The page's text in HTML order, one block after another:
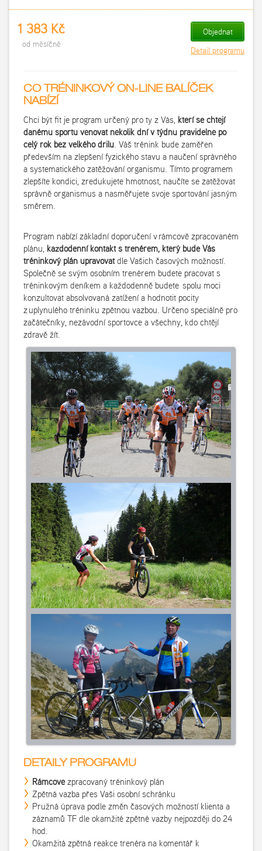
1 383 Kč
od měsíčně
Objednat
Detail programu
CO TRÉNINKOVÝ ON-LINE BALÍČEK
NABÍZÍ
Chci být fit je program určený pro ty z Vás, kteří se chtějí
danému sportu věnovat několik dní v týdnu pravidelně po
celý rok bez velkého drilu. Váš trénink bude zaměřen
především na zlepšení fyzického stavu a naučení správného
a systematického zatěžování organismu. Tímto programem
zlepšíte kondici, zredukujete hmotnost, naučíte se zatěžovat
správně organismus a nasměřujete svoje sportování jasným
směrem.
Program nabízí základní doporučení v rámcově zpracovaném
plánu, každodenní kontakt s trenérem, který bude Váš
tréninkový plán upravovatdle Vašich časových možností.
Společně se svým osobním trenérem budete pracovat s
tréninkovým deníkem a každodenně budete spolu moci
konzultovat absolvovaná zatížení a hodnotit pocity
z uplynulého tréninku zpětnou vazbou. Určeno speciálně pro
začátečníky, nezávodní sportovce a všechny, kdo chtějí
zdravě žít.
DETAILY PROGRAMU
Rámcovězpracovaný tréninkový plán
Zpětná vazba přes Vaši osobní schránku
Pružná úprava podle změn časových možností klienta a
záznamů TF dle okamžité zpětné vazby nejpozději do 24
hod.
Okamžitá zpětná reakce trenéra na komentář k